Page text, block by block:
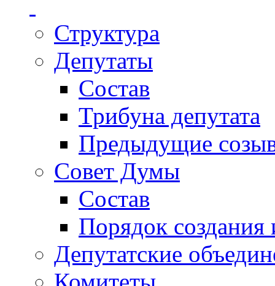
Структура
Депутаты
Состав
Трибуна депутата
Предыдущие
Совет Думы
Состав
Порядок создания
Депутатские